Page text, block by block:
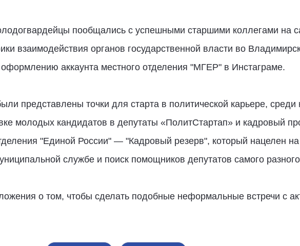
пообщались с успешными старшими коллегами на
взаимодействия органов государственной власти во
аккаунта местного отделения "МГЕР" в Инстаграме.
представлены точки для старта в политической карьере, среди
молодых кандидатов в депутаты «ПолитСтартап» и кадровый
"Единой России" — "Кадровый резерв", который нацелен на
службе и поиск помощников депутатов самого
о том, чтобы сделать подобные неформальные встречи с